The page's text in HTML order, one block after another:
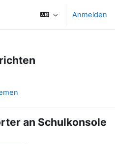
Anmelden
an Schulkonsole